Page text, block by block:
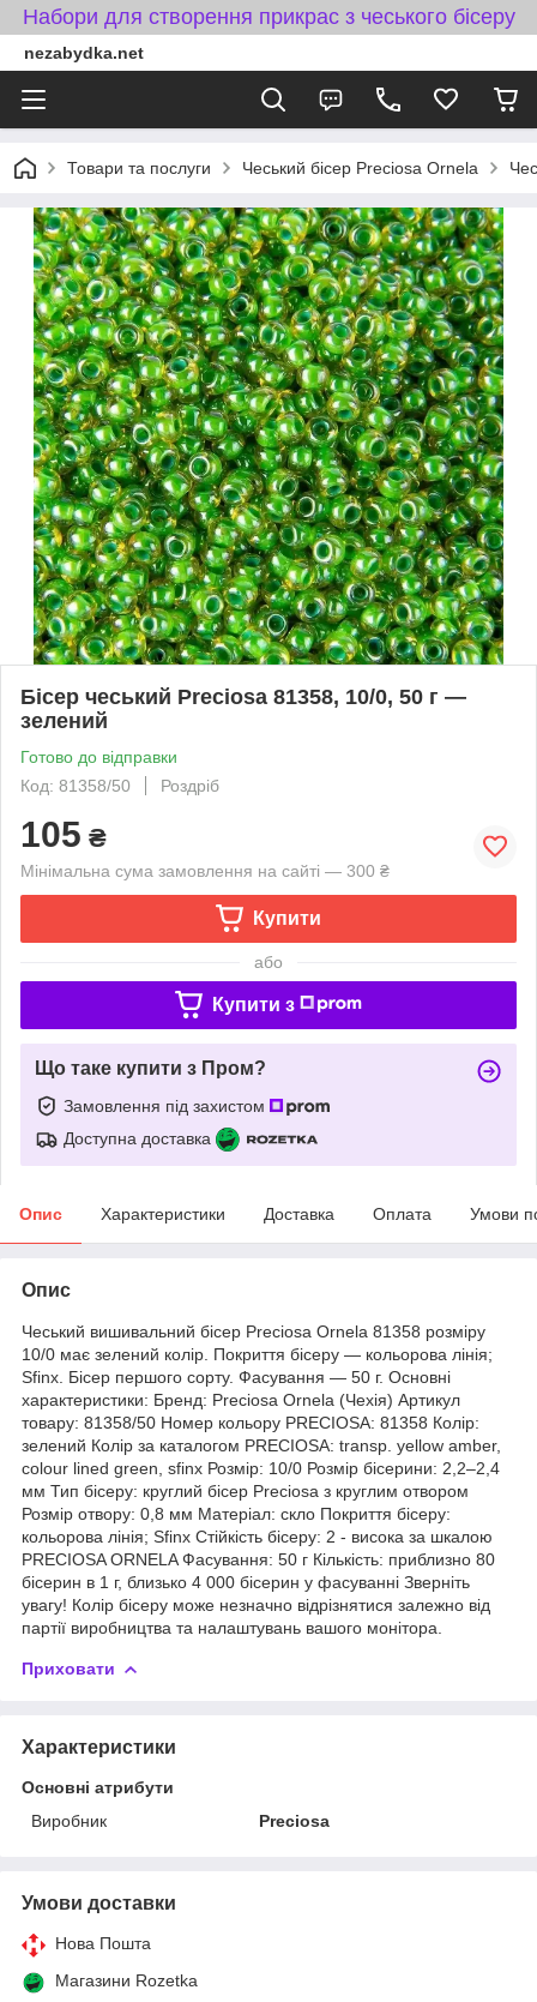
Набори для створення прикрас з чеського бісеру
nezabydka.net
Товари та послуги Чеський бісер Preciosa Ornela
Бісер чеський Preciosa 81358, 10/0, 50 г —
зелений
Готово до відправки
Код: 81358/50
Роздріб
105 ₴
Мінімальна сума замовлення на сайті — 300 ₴
Купити
або
Купити з
Що таке купити з Пром?
Замовлення під захистом
Доступна доставка
Опис Характеристики Доставка Оплата Умови
Опис
Чеський вишивальний бісер Preciosa Ornela 81358 розміру
10/0 має зелений колір. Покриття бісеру — кольорова лінія;
Sfinx. Бісер першого сорту. Фасування — 50 г. Основні
характеристики: Бренд: Preciosa Ornela (Чехія) Артикул
товару: 81358/50 Номер кольору PRECIOSA: 81358 Колір:
зелений Колір за каталогом PRECIOSA: transp. yellow amber,
colour lined green, sfinx Розмір: 10/0 Розмір бісерини: 2,2–2,4
мм Тип бісеру: круглий бісер Preciosa з круглим отвором
Розмір отвору: 0,8 мм Матеріал: скло Покриття бісеру:
кольорова лінія; Sfinx Стійкість бісеру: 2 - висока за шкалою
PRECIOSA ORNELA Фасування: 50 г Кількість: приблизно 80
бісерин в 1 г, близько 4 000 бісерин у фасуванні Зверніть
увагу! Колір бісеру може незначно відрізнятися залежно від
партії виробництва та налаштувань вашого монітора.
Приховати
Характеристики
Основні атрибути
Виробник
Preciosa
Умови доставки
Нова Пошта
Магазини Rozetka